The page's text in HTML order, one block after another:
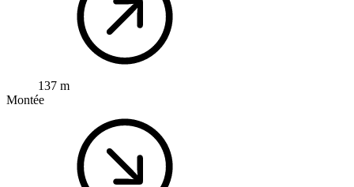
137 m
Montée